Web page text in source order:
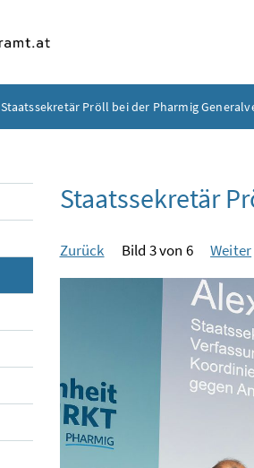
Staatssekretär Pröll bei der Pharmig
Staatssekretär
Zurück Bild 3 von 6 Weiter